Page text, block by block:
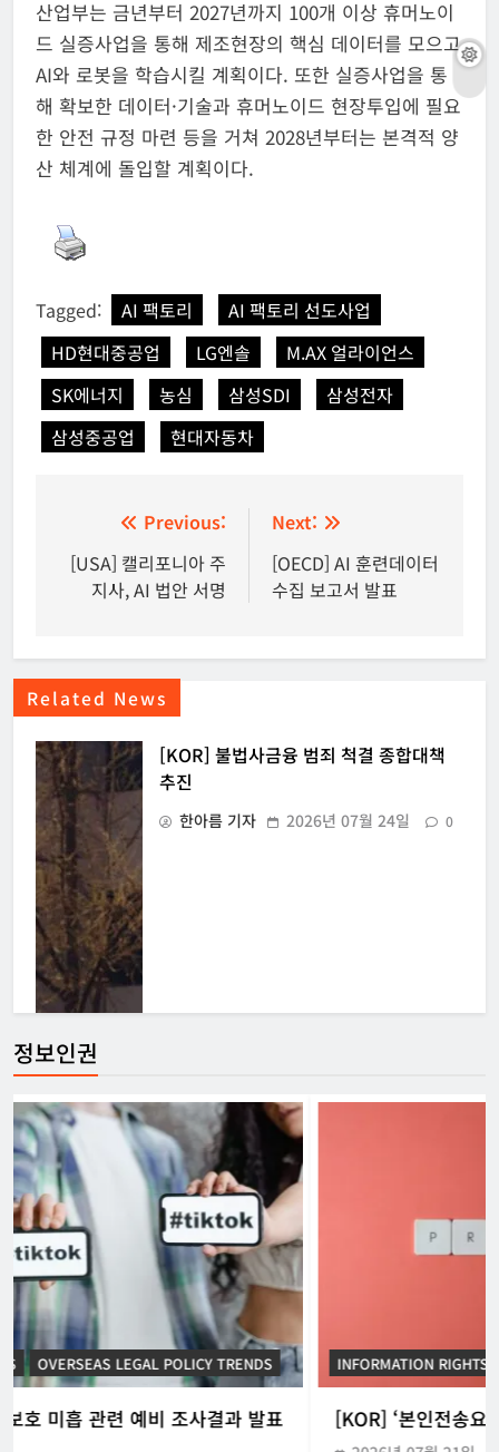
산업부는 금년부터 2027년까지 100개 이상 휴머노이
드 실증사업을 통해 제조현장의 핵심 데이터를 모으고
AI와 로봇을 학습시킬 계획이다. 또한 실증사업을 통
해 확보한 데이터·기술과 휴머노이드 현장투입에 필요
한 안전 규정 마련 등을 거쳐 2028년부터는 본격적 양
산 체계에 돌입할 계획이다.
Tagged: AI 팩토리
AI 팩토리 선도사업
HD현대중공업
LG엔솔
M.AX 얼라이언스
SK에너지
농심 삼성SDI
삼성전자
삼성중공업
현대자동차
탐
Previous:
[USA] 캘리포니아 주
지사, AI 법안 서명
Next:
[OECD] AI 훈련데이터
수집 보고서 발표
Related News
[KOR] 불법사금융 범죄 척결 종합대책
추진
한아름 기자 2026년 07월 24일 0
정보인권
INFORMATION RIGHTS KOREAN ICT POLICY TRENDS
[KOR] ‘본인전송요구권’ 사전협의 지원 시범운영